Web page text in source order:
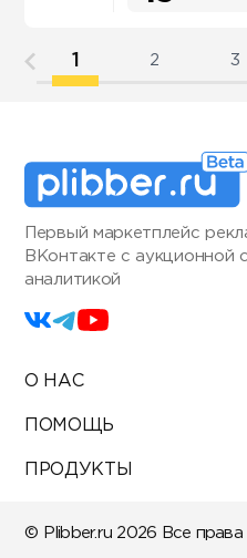
1 2 3
Первый маркетплейс
ВКонтакте с аукционной
аналитикой
О НАС
ПОМОЩЬ
ПРОДУКТЫ
© Plibber.ru 2026 Все